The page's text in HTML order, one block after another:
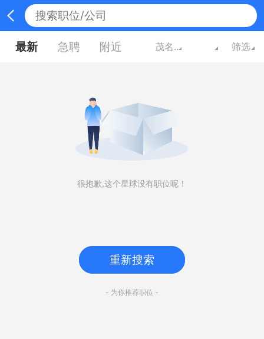
最新 急聘 附近 茂名广东 筛选
很抱歉,这个星球没有职位呢！
重新搜索
- 为你推荐职位 -